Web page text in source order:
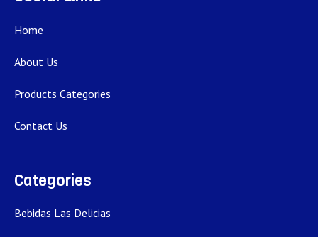
Home
About Us
Products Categories
Contact Us
Categories
Bebidas Las Delicias